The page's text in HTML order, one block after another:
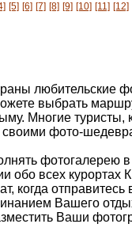
[5] [6] [7] [8] [9] [10] [11] [12]
любительские
выбрать
Многие туристы,
своими фото-
фотогалерею
обо всех курортах
когда
Вашего
Ваши